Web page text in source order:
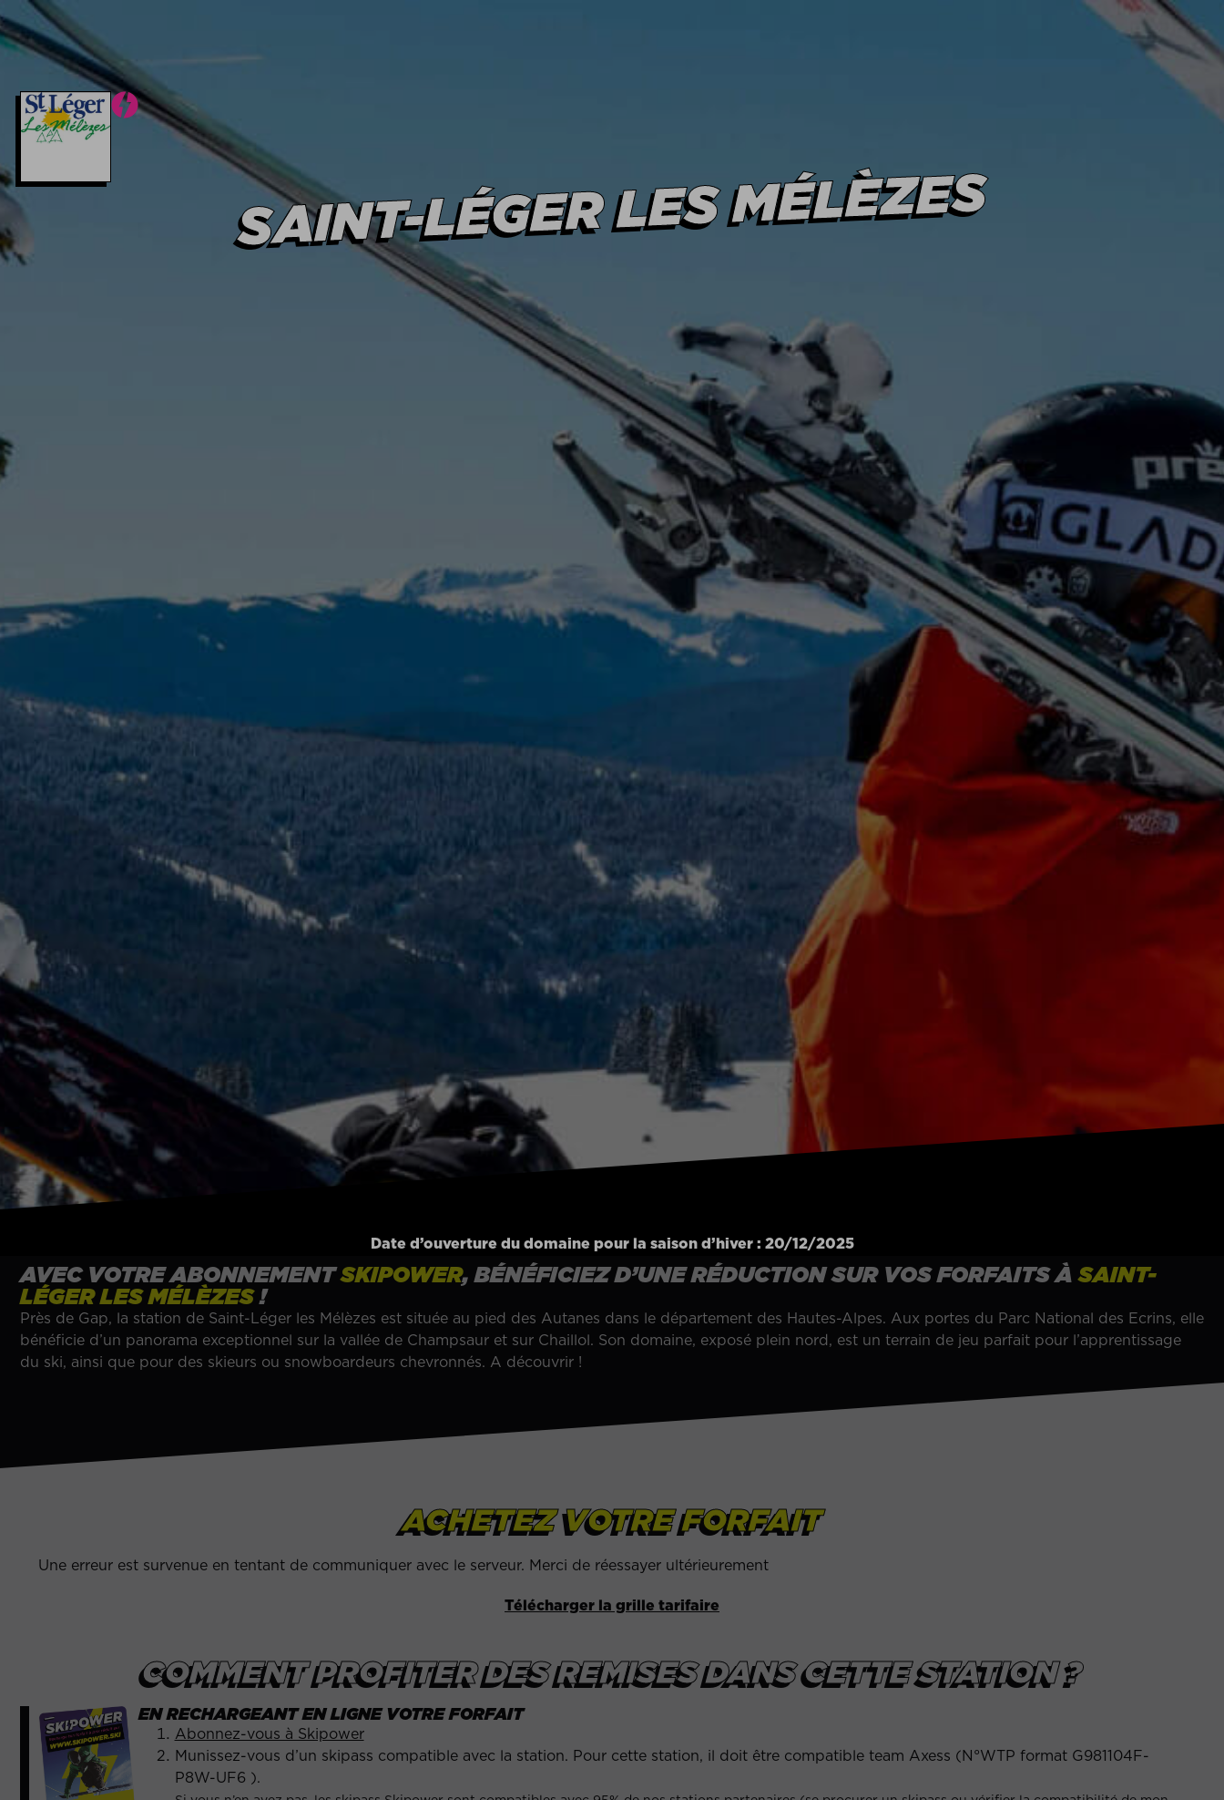
Été
Hiver
Été
OFFRES
Une erreur est
survenue en tentant de
communiquer avec le
SAINT-LÉGER LES MÉLÈZES
Date d’ouverture du domaine pour la saison d’hiver : 20/12/2025
AVEC VOTRE ABONNEMENTSKIPOWER, BÉNÉFICIEZ D’UNE RÉDUCTION SUR VOS FORFAITS ÀSAINT-
LÉGER LES MÉLÈZES!
Près de Gap, la station de Saint-Léger les Mélèzes est située au pied des Autanes dans le département des Hautes-Alpes. Aux portes du Parc National des Ecrins, elle
bénéficie d’un panorama exceptionnel sur la vallée de Champsaur et sur Chaillol. Son domaine, exposé plein nord, est un terrain de jeu parfait pour l’apprentissage
du ski, ainsi que pour des skieurs ou snowboardeurs chevronnés. A découvrir !
ACHETEZ VOTRE FORFAIT
Une erreur est survenue en tentant de communiquer avec le serveur. Merci de réessayer ultérieurement
Télécharger la grille tarifaire
COMMENT PROFITER DES REMISES DANS CETTE STATION ?
EN RECHARGEANT EN LIGNE VOTRE FORFAIT
Abonnez-vous à Skipower
Munissez-vous d’un skipass compatible avec la station. Pour cette station, il doit être compatible team Axess (N°WTP format G981104F-
P8W-UF6 ).